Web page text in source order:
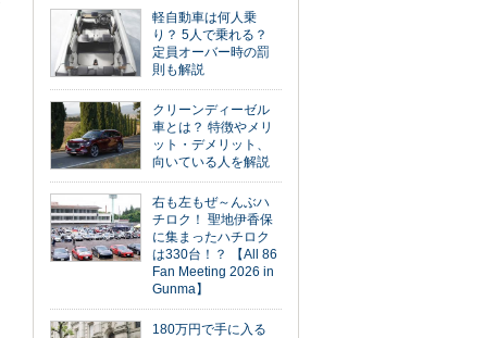
軽自動車は何人乗
り？ 5人で乗れる？
定員オーバー時の罰
則も解説
クリーンディーゼル
車とは？ 特徴やメリ
ット・デメリット、
向いている人を解説
右も左もぜ～んぶハ
チロク！ 聖地伊香保
に集まったハチロク
は330台！？ 【All 86
Fan Meeting 2026 in
Gunma】
180万円で手に入る